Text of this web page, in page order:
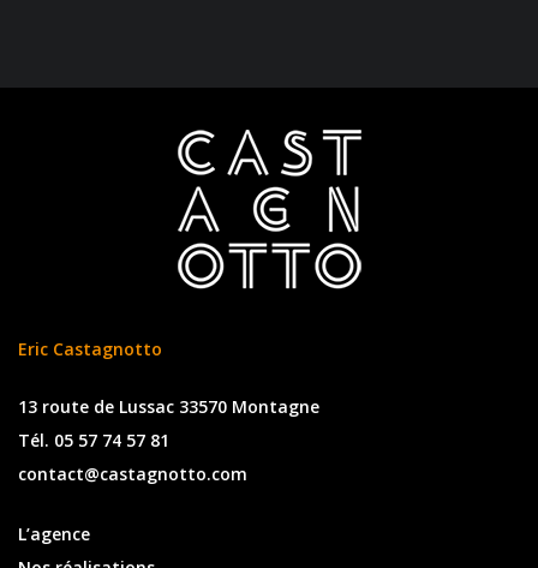
Eric Castagnotto
13 route de Lussac 33570 Montagne
Tél. 05 57 74 57 81
contact@castagnotto.com
L’agence